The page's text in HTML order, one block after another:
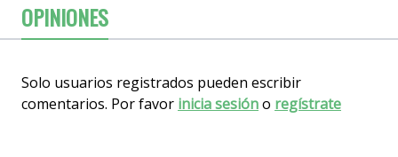
OPINIONES
Solo usuarios registrados pueden escribir
comentarios. Por favor inicia sesióno regístrate